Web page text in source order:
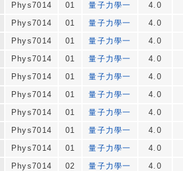
Phys7014 01 量子力學一
4.0
Phys7014 01 量子力學一
4.0
Phys7014 01 量子力學一
4.0
Phys7014 01 量子力學一
4.0
Phys7014 01 量子力學一
4.0
Phys7014 01 量子力學一
4.0
Phys7014 01 量子力學一
4.0
Phys7014 01 量子力學一
4.0
Phys7014 01 量子力學一
4.0
Phys7014 02 量子力學一
4.0